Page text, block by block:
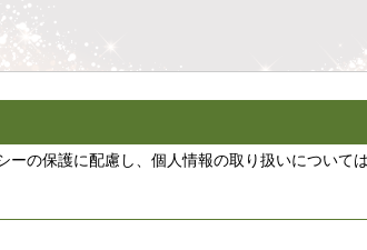
の保護に配慮し、個人情報の取り扱いについて